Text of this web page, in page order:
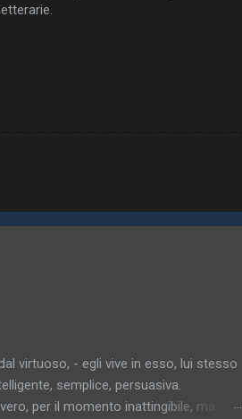
virtuoso, - egli vive in esso, lui stesso
semplice, persuasiva.
per il momento inattingibile, ma